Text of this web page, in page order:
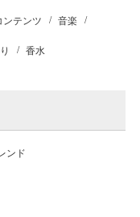
ンテンツ 音楽
香水
ンド